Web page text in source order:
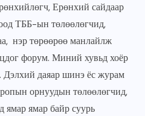
Ерөнхий сайдаар
ТББ-ын төлөөлөгчид,
нэр төрөөрөө манлайлж
форум. Миний хувьд хоёр
Дэлхий даяар шинэ ёс журам
орнуудын төлөөлөгчид,
ямар байр суурь